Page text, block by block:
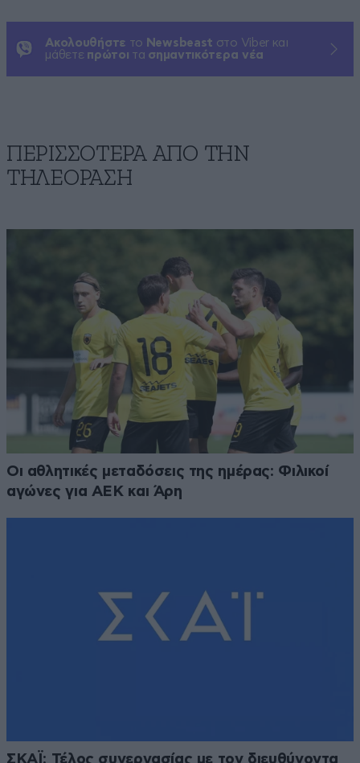
Ακολουθήστε το Newsbeast στο Viber και
μάθετε πρώτοι τα σημαντικότερα νέα
ΠΕΡΙΣΣΟΤΕΡΑ ΑΠΟ ΤΗΝ
ΤΗΛΕΟΡΑΣΗ
Οι αθλητικές μεταδόσεις της ημέρας: Φιλικοί
αγώνες για ΑΕΚ και Άρη
ΣΚΑΪ: Τέλος συνεργασίας με τον διευθύνοντα